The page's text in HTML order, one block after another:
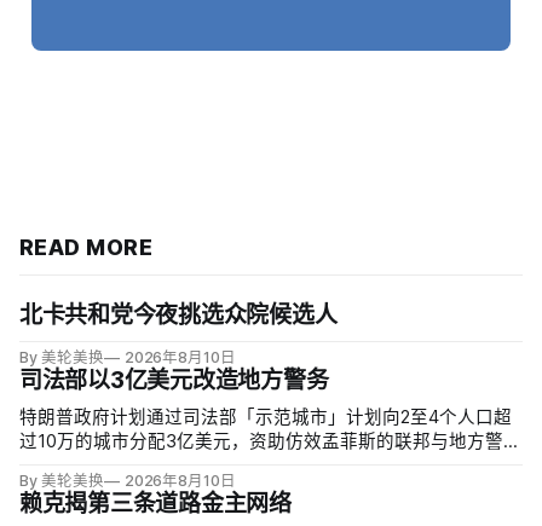
READ MORE
北卡共和党今夜挑选众院候选人
By 美轮美换 2026年8月10日
司法部以3亿美元改造地方警务
特朗普政府计划通过司法部「示范城市」计划向2至4个人口超
过10万的城市分配3亿美元，资助仿效孟菲斯的联邦与地方警力
游荡和强制治疗等政策，并预先同意在暴力犯罪或「公共骚
乱」激增时偿还未来联邦介入成本。
By 美轮美换 2026年8月10日
赖克揭第三条道路金主网络